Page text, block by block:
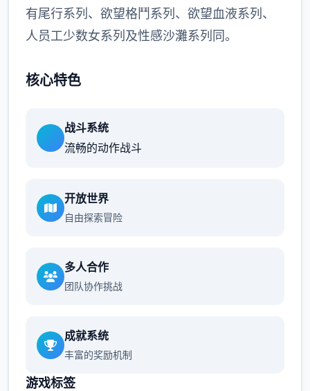
有尾行系列、欲望格鬥系列、欲望血液系列、
人员工少数女系列及性感沙灘系列同。
核心特色
战斗系统
流畅的动作战斗
开放世界
自由探索冒险
多人合作
团队协作挑战
成就系统
丰富的奖励机制
游戏标签